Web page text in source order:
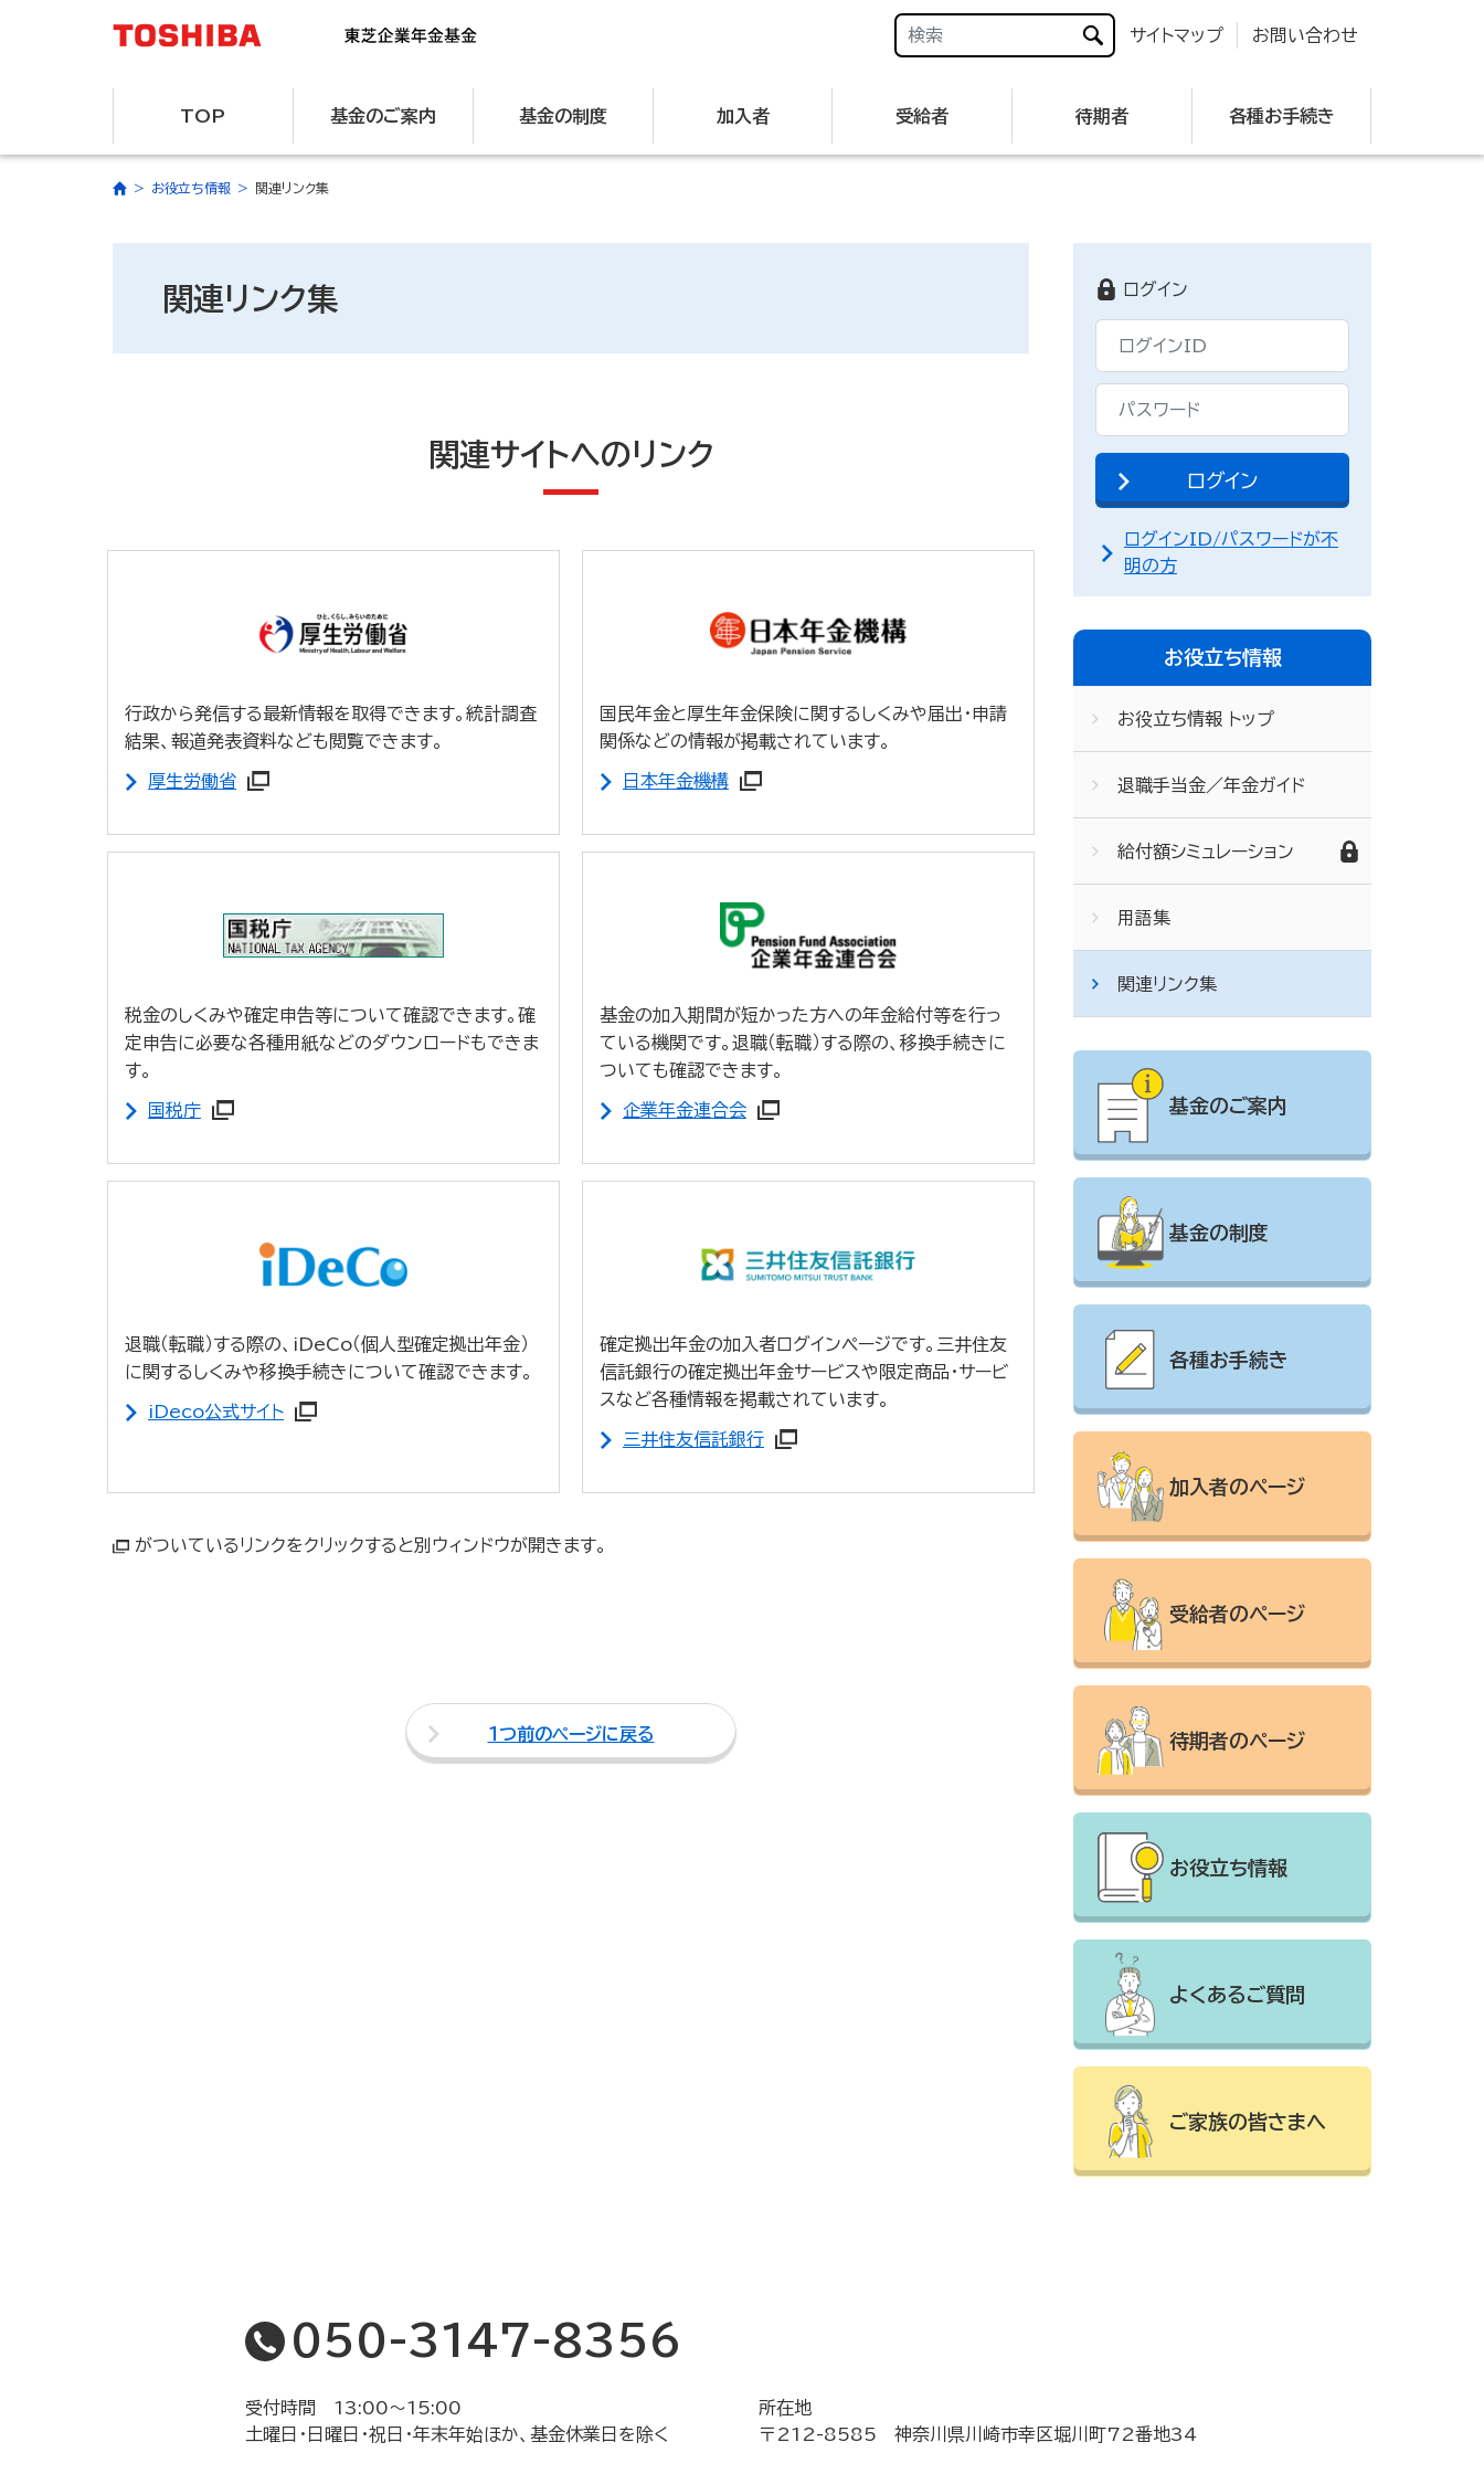
サイトマップ お問い合わせ
TOP 基金のご案内 基金の制度 加入者 受給者 待期者 各種お手続き
お役立ち情報 関連リンク集
関連リンク集
関連サイトへのリンク
行政から発信する最新情報を取得できます。統計調査
結果、報道発表資料なども閲覧できます。
厚生労働省
国民年金と厚生年金保険に関するしくみや届出・申請
関係などの情報が掲載されています。
日本年金機構
税金のしくみや確定申告等について確認できます。確
定申告に必要な各種用紙などのダウンロードもできま
す。
国税庁
基金の加入期間が短かった方への年金給付等を行っ
ている機関です。退職（転職）する際の、移換手続きに
ついても確認できます。
企業年金連合会
退職（転職）する際の、iDeCo（個人型確定拠出年金）
に関するしくみや移換手続きについて確認できます。
iDeco公式サイト
確定拠出年金の加入者ログインページです。三井住友
信託銀行の確定拠出年金サービスや限定商品・サービ
スなど各種情報を掲載されています。
三井住友信託銀行
がついているリンクをクリックすると別ウィンドウが開きます。
１つ前のページに戻る
ログイン
ログインID/パスワードが不
明の方
お役立ち情報
お役立ち情報 トップ
退職手当金／年金ガイド
給付額シミュレーション
用語集
関連リンク集
基金のご案内
基金の制度
各種お手続き
加入者のページ
受給者のページ
待期者のページ
お役立ち情報
よくあるご質問
ご家族の皆さまへ
050-3147-8356
受付時間 13:00〜15:00
土曜日・日曜日・祝日・年末年始ほか、基金休業日を除く
所在地
〒212-8585 神奈川県川崎市幸区堀川町72番地34